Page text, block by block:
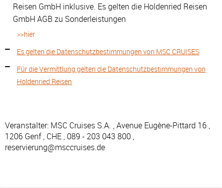
Reisen GmbH inklusive. Es gelten die Holdenried Reisen
GmbH AGB zu Sonderleistungen
>>hier
Es gelten die Datenschutzbestimmungen von MSC CRUISES
Für die Vermittlung gelten die Datenschutzbestimmungen von
Holdenried Reisen
Veranstalter: MSC Cruises S.A. , Avenue Eugène-Pittard 16 ,
1206 Genf , CHE , 089 - 203 043 800 ,
reservierung@msccruises.de